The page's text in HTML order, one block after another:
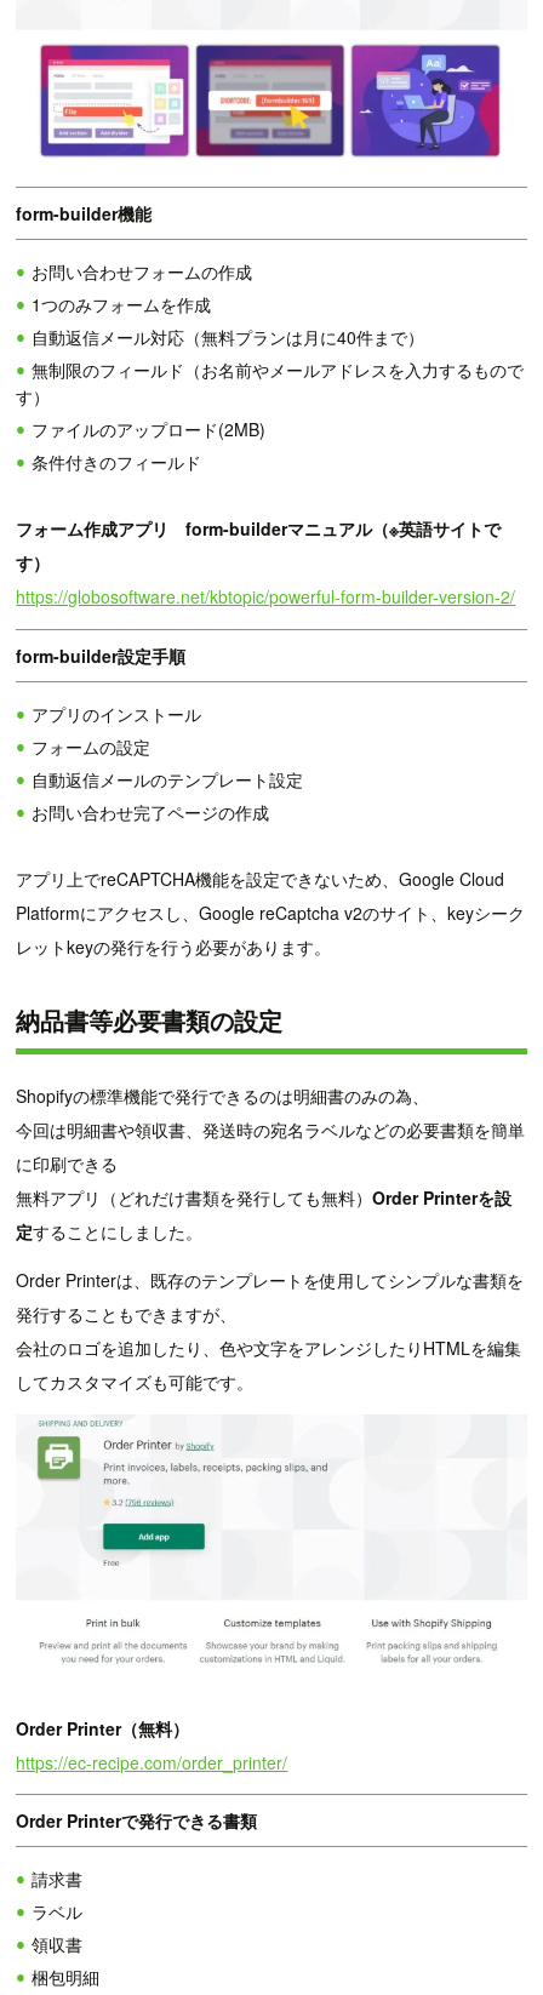
form-builder機能
お問い合わせフォームの作成
1つのみフォームを作成
自動返信メール対応（無料プランは月に40件まで）
無制限のフィールド（お名前やメールアドレスを入力するもので
す）
ファイルのアップロード(2MB)
条件付きのフィールド
フォーム作成アプリ form-builderマニュアル（※英語サイトで
す）
https://globosoftware.net/kbtopic/powerful-form-builder-version-2/
form-builder設定手順
アプリのインストール
フォームの設定
自動返信メールのテンプレート設定
お問い合わせ完了ページの作成
アプリ上でreCAPTCHA機能を設定できないため、Google Cloud
Platformにアクセスし、Google reCaptcha v2のサイト、keyシーク
レットkeyの発行を行う必要があります。
納品書等必要書類の設定
Shopifyの標準機能で発行できるのは明細書のみの為、
今回は明細書や領収書、発送時の宛名ラベルなどの必要書類を簡単
に印刷できる
無料アプリ（どれだけ書類を発行しても無料）Order Printerを設
定することにしました。
Order Printerは、既存のテンプレートを使用してシンプルな書類を
発行することもできますが、
会社のロゴを追加したり、色や文字をアレンジしたりHTMLを編集
してカスタマイズも可能です。
Order Printer（無料）
https://ec-recipe.com/order_printer/
Order Printerで発行できる書類
請求書
ラベル
領収書
梱包明細